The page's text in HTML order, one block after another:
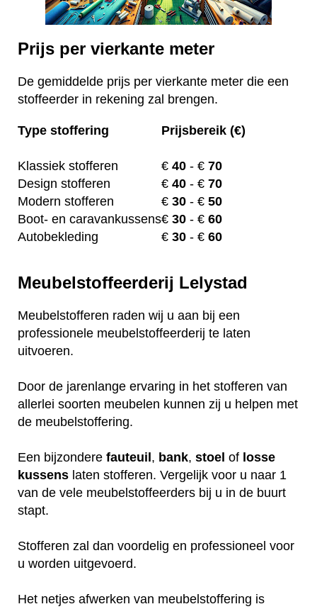
Prijs per vierkante meter
De gemiddelde prijs per vierkante meter die een
stoffeerder in rekening zal brengen.
Type stoffering Prijsbereik (€)
Klassiek stofferen € 40 - € 70
Design stofferen
€ 40 - € 70
Modern stofferen
€ 30 - € 50
Boot- en caravankussens€ 30 - € 60
Autobekleding
€ 30 - € 60
Meubelstoffeerderij Lelystad
Meubelstofferen raden wij u aan bij een
professionele meubelstoffeerderij te laten
uitvoeren.
Door de jarenlange ervaring in het stofferen van
allerlei soorten meubelen kunnen zij u helpen met
de meubelstoffering.
Een bijzondere fauteuil , bank, stoel of losse
kussens laten stofferen. Vergelijk voor u naar 1
van de vele meubelstoffeerders bij u in de buurt
stapt.
Stofferen zal dan voordelig en professioneel voor
u worden uitgevoerd.
Het netjes afwerken van meubelstoffering is